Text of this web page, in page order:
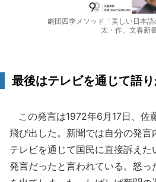
劇団四季メソッド「美しい日本
太・作、文春新書
最後はテレビを通じて語
この発言は1972年6月17日、佐
飛び出した。新聞では自分の発言
テレビを通じて国民に直接訴えた
発言だったと言われている。怒